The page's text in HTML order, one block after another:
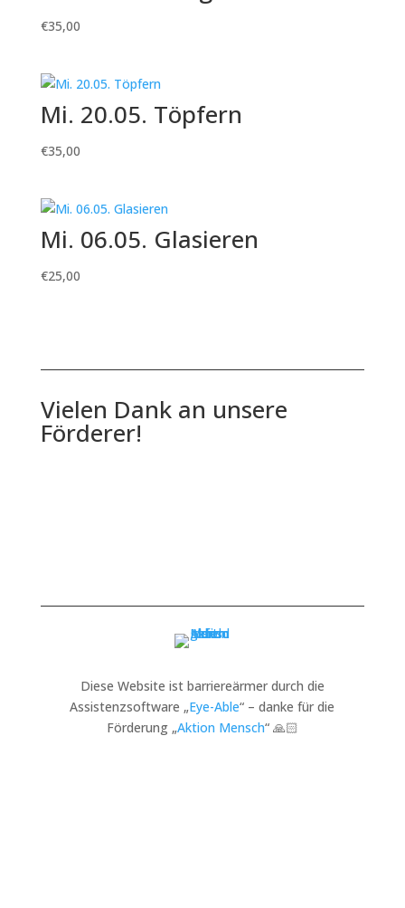
€35,00
Mi. 20.05. Töpfern
€35,00
Mi. 06.05. Glasieren
€25,00
Vielen Dank an unsere
Förderer!
Diese Website ist barriereärmer durch die
Assistenzsoftware „Eye-Able“ – danke für die
Förderung „Aktion Mensch“ 🙏🏻